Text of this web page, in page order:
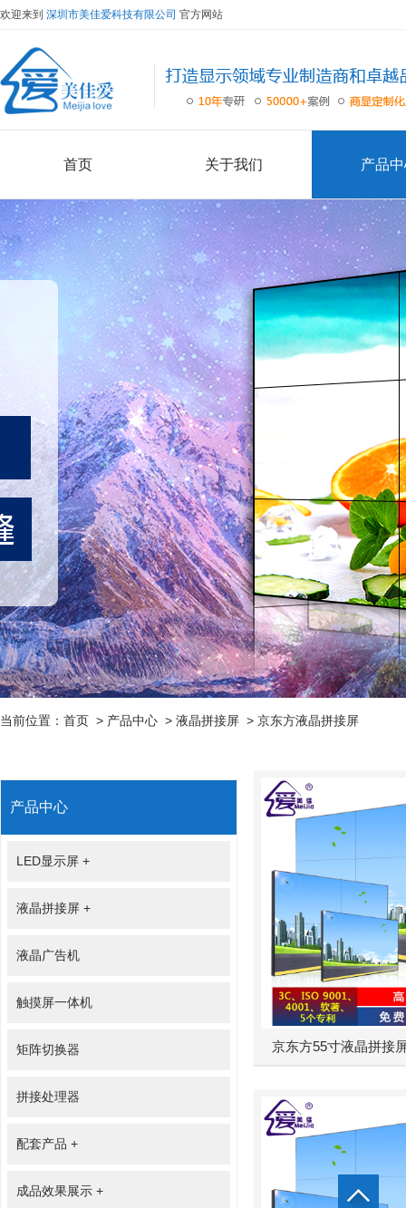
欢迎来到 深圳市美佳爱科技有限公司 官方网站
首页 关于我们 产品
当前位置： 首页 > 产品中心 > 液晶拼接屏 > 京东方液晶拼接屏
产品中心
LED显示屏 +
液晶拼接屏 +
液晶广告机
触摸屏一体机
矩阵切换器
拼接处理器
配套产品 +
成品效果展示 +
京东方55寸液晶拼接